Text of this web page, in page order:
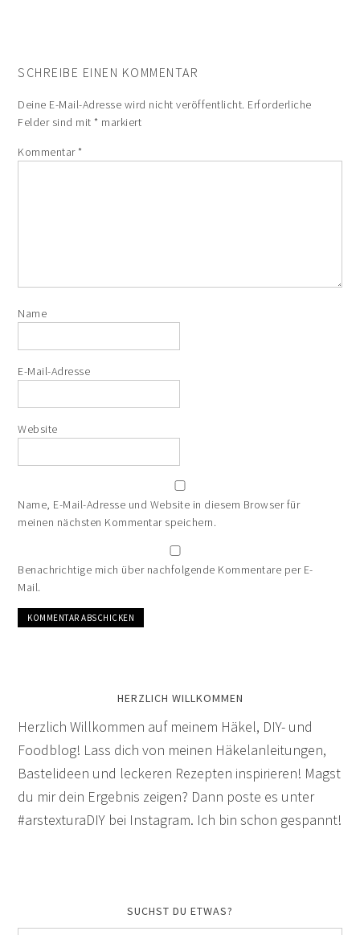
SCHREIBE EINEN KOMMENTAR
Deine E-Mail-Adresse wird nicht veröffentlicht. Erforderliche
Felder sind mit* markiert
Kommentar*
Name
E-Mail-Adresse
Website
Name, E-Mail-Adresse und Website in diesem Browser für
meinen nächsten Kommentar speichern.
Benachrichtige mich über nachfolgende Kommentare per E-
Mail.
HERZLICH WILLKOMMEN
Herzlich Willkommen auf meinem Häkel, DIY- und
Foodblog! Lass dich von meinen Häkelanleitungen,
Bastelideen und leckeren Rezepten inspirieren! Magst
du mir dein Ergebnis zeigen? Dann poste es unter
#arstexturaDIY bei Instagram. Ich bin schon gespannt!
SUCHST DU ETWAS?